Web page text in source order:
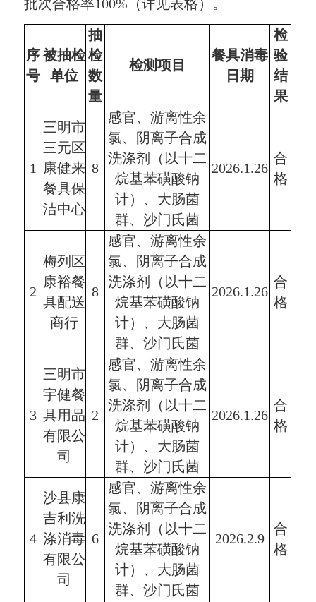
批次合格率100%（详见表格）。
序
号
被抽检
单位
抽
检
数
量
检测项目
餐具消毒
日期
检
验
结
果
1
三明市
三元区
康健来
餐具保
洁中心
8
感官、游离性余
氯、阴离子合成
洗涤剂（以十二
烷基苯磺酸钠
计）、大肠菌
群、沙门氏菌
2026.1.26
合
格
2
梅列区
康裕餐
具配送
商行
8
感官、游离性余
氯、阴离子合成
洗涤剂（以十二
烷基苯磺酸钠
计）、大肠菌
群、沙门氏菌
2026.1.26
合
格
3
三明市
宇健餐
具用品
有限公
司
2
感官、游离性余
氯、阴离子合成
洗涤剂（以十二
烷基苯磺酸钠
计）、大肠菌
群、沙门氏菌
2026.1.26
合
格
4
沙县康
吉利洗
涤消毒
有限公
司
6
感官、游离性余
氯、阴离子合成
洗涤剂（以十二
烷基苯磺酸钠
计）、大肠菌
群、沙门氏菌
2026.2.9
合
格